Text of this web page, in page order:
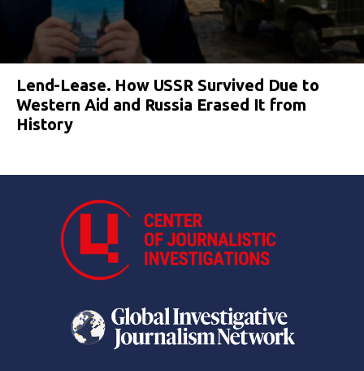
Lend-Lease. How USSR Survived Due to
Western Aid and Russia Erased It from
History